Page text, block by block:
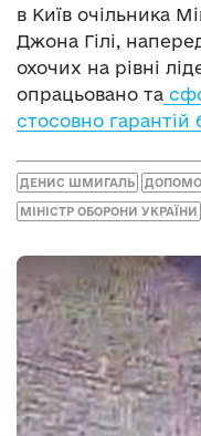
в Київ очільника
Джона Гілі,
охочих на рівні
опрацьовано та
стосовно гарантій
ДЕНИС ШМИГАЛЬ
МІНІСТР ОБОРОНИ УКРАЇНИ